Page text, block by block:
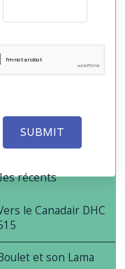
SUBMIT
récents
le Canadair DHC
et son Lama